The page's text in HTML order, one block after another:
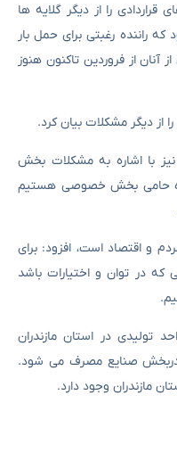
قراردادی را از دیگر گلایه ها
راننده رغبتی برای حمل بار
آنان از فروردین تاکنون هنوز
از دیگر مشکلات بیان کرد.
نیز با اشاره به مشکلات بخش
حامی بخش خصوصی هستیم
و اقتصاد است، افزود: برای
در توان و اختیارات باشد
واحد تولیدی در استان مازندران
برق استان دربخش صنایع مصرف می شود.